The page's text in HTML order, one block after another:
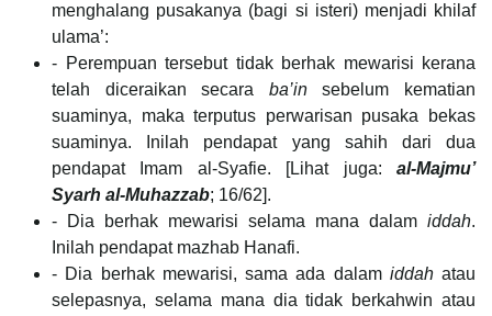
menghalang pusakanya (bagi si isteri) menjadi khilaf
ulama’:
- Perempuan tersebut tidak berhak mewarisi kerana
telah diceraikan secara ba’insebelum kematian
suaminya, maka terputus perwarisan pusaka bekas
suaminya. Inilah pendapat yang sahih dari dua
pendapat Imam al-Syafie. [Lihat juga: al-Majmu’
Syarh al-Muhazzab; 16/62].
- Dia berhak mewarisi selama mana dalam iddah.
Inilah pendapat mazhab Hanafi.
- Dia berhak mewarisi, sama ada dalam iddahatau
selepasnya, selama mana dia tidak berkahwin atau